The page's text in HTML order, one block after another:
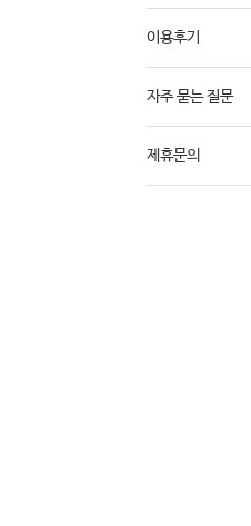
이용후기
자주 묻는 질문
제휴문의